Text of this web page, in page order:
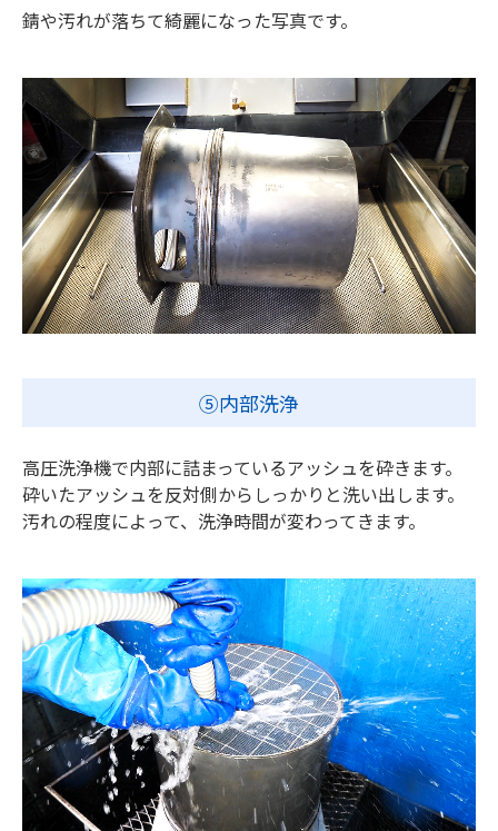
錆や汚れが落ちて綺麗になった写真です。
⑤内部洗浄
高圧洗浄機で内部に詰まっているアッシュを砕きます。
砕いたアッシュを反対側からしっかりと洗い出します。
汚れの程度によって、洗浄時間が変わってきます。